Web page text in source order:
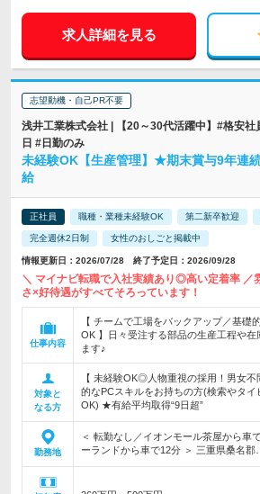
求人詳細を見る
志望動機・自己PR不要
浅井工業株式会社 | 【20～30代活躍中】#格安
日 #日勤のみ
未経験OK【生産管理】★期末賞与9年連
給
正社員 職種・業種未経験OK 第二新卒歓迎
完全週休2日制 女性のおしごと掲載中
情報更新日：2026/07/28 終了予定日：2026/09/28
＼ マイナビ転職で入社実績あり◎高い定着率 ／
さ×好待遇がすべてそろっています！
仕事内容
【 チームで工場をバックアップ／基礎
OK 】日々受注する部品の生産工程や在
ます♪
対象と
なる方
【 未経験OK◎人物重視の採用！男女
的なPCスキルをお持ちの方(検索やタ
OK) ★有給平均取得“9日超”
勤務地
＜ 転勤なし／イオンモール茶屋から車
ーランドから車で12分 ＞ 三重県桑名郡…